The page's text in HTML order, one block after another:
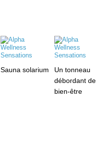
Sauna solarium
Un tonneau
débordant de
bien-être